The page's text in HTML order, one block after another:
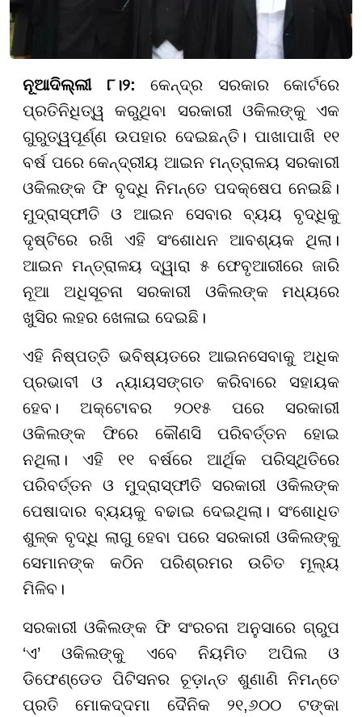
ନୂଆଦିଲ୍ଲୀ ୮।୨: କେନ୍ଦ୍ର ସରକାର କୋର୍ଟରେ
ପ୍ରତିନିଧିତ୍ୱ କରୁଥିବା ସରକାରୀ ଓକିଲଙ୍କୁ ଏକ
ଗୁରୁତ୍ୱପୂର୍ଣ୍ଣ ଉପହାର ଦେଇଛନ୍ତି। ପାଖାପାଖି ୧୧
ବର୍ଷ ପରେ କେନ୍ଦ୍ରୀୟ ଆଇନ ମନ୍ତ୍ରାଳୟ ସରକାରୀ
ଓକିଲଙ୍କ ଫି ବୃଦ୍ଧି ନିମନ୍ତେ ପଦକ୍ଷେପ ନେଇଛି।
ମୁଦ୍ରାସ୍ଫୀତି ଓ ଆଇନ ସେବାର ବ୍ୟୟ ବୃଦ୍ଧିକୁ
ଦୃଷ୍ଟିରେ ରଖି ଏହି ସଂଶୋଧନ ଆବଶ୍ୟକ ଥିଲା।
ଆଇନ ମନ୍ତ୍ରାଳୟ ଦ୍ୱାରା ୫ ଫେବୃଆରୀରେ ଜାରି
ନୂଆ ଅଧିସୂଚନା ସରକାରୀ ଓକିଲଙ୍କ ମଧ୍ୟରେ
ଖୁସିର ଲହର ଖେଳାଇ ଦେଇଛି।
ଏହି ନିଷ୍ପତ୍ତି ଭବିଷ୍ୟତରେ ଆଇନସେବାକୁ ଅଧିକ
ପ୍ରଭାବୀ ଓ ନ୍ୟାୟସଙ୍ଗତ କରିବାରେ ସହାୟକ
ହେବ। ଅକ୍ଟୋବର ୨୦୧୫ ପରେ ସରକାରୀ
ଓକିଲଙ୍କ ଫିରେ କୌଣସି ପରିବର୍ତ୍ତନ ହୋଇ
ନଥିଲା। ଏହି ୧୧ ବର୍ଷରେ ଆର୍ଥିକ ପରିସ୍ଥିତିରେ
ପରିବର୍ତ୍ତନ ଓ ମୁଦ୍ରାସ୍ଫୀତି ସରକାରୀ ଓକିଲଙ୍କ
ପେଷାଦାର ବ୍ୟୟକୁ ବଢାଇ ଦେଇଥିଲା। ସଂଶୋଧିତ
ଶୁଳ୍କ ବୃଦ୍ଧି ଲାଗୁ ହେବା ପରେ ସରକାରୀ ଓକିଲଙ୍କୁ
ସେମାନଙ୍କ କଠିନ ପରିଶ୍ରମର ଉଚିତ ମୂଲ୍ୟ
ମିଳିବ।
ସରକାରୀ ଓକିଲଙ୍କ ଫି ସଂରଚନା ଅନୁସାରେ ଗ୍ରୁପ
‘ଏ’ ଓକିଲଙ୍କୁ ଏବେ ନିୟମିତ ଅପିଲ ଓ
ଡିଫେଣ୍ଡେଡ ପିଟିସନର ଚୂଡ଼ାନ୍ତ ଶୁଣାଣି ନିମନ୍ତେ
ପ୍ରତି ମୋକଦ୍ଦମା ଦୈନିକ ୨୧,୬୦୦ ଟଙ୍କା